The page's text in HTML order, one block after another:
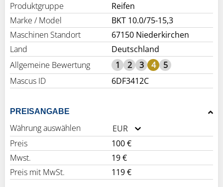
Produktgruppe
Reifen
Marke / Model
BKT 10.0/75-15,3
Maschinen Standort
67150 Niederkirchen
Land
Deutschland
Allgemeine Bewertung
1 2 3 4
5
Mascus ID
6DF3412C
PREISANGABE
Währung auswählen
EUR
Preis
100 €
Mwst.
19 €
Preis mit MwSt.
119 €